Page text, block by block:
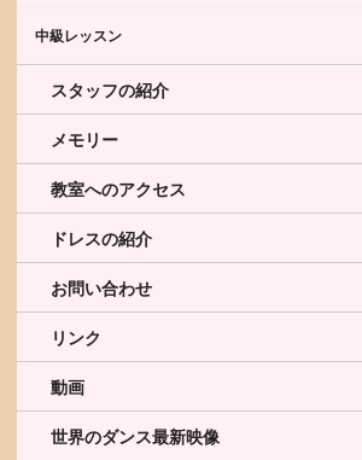
中級レッスン
スタッフの紹介
メモリー
教室へのアクセス
ドレスの紹介
お問い合わせ
リンク
動画
世界のダンス最新映像